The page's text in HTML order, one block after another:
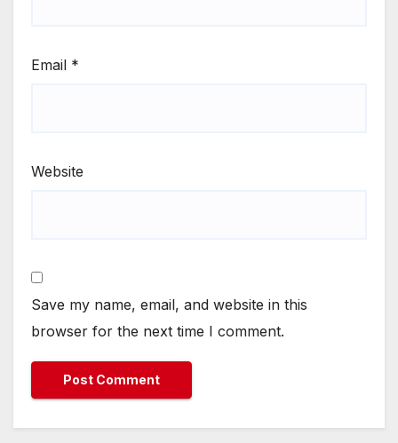
Email *
Website
Save my name, email, and website in this
browser for the next time I comment.